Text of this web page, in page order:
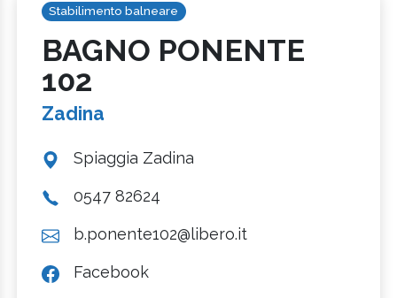
Stabilimento balneare
BAGNO PONENTE
102
Zadina
Spiaggia Zadina
0547 82624
b.ponente102@libero.it
Facebook